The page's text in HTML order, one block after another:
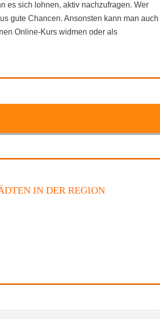
es sich lohnen, aktiv nachzufragen. Wer
gute Chancen. Ansonsten kann man auch
Online-Kurs widmen oder als
IN DER REGION